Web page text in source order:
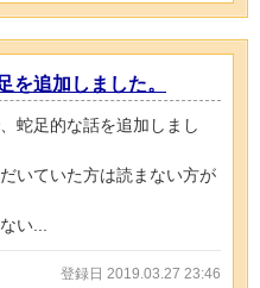
追加しました。
蛇足的な話を追加しまし
いていた方は読まない方が
い...
登録日 2019.03.27 23:46